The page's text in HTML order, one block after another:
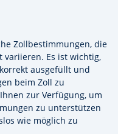
Zollbestimmungen, die
variieren. Es ist wichtig,
ausgefüllt und
beim Zoll zu
zur Verfügung, um
zu unterstützen
wie möglich zu